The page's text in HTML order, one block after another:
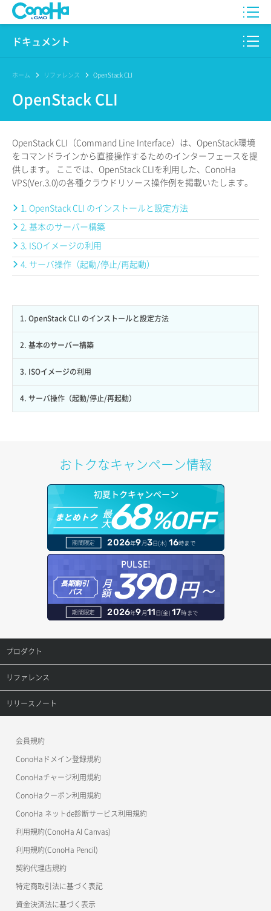
WING
for GAME
Pencil
サービス一覧
サポート
ログイン
ドキュメント
このサイトについて
プロダクト
リリースノート
ホーム リファレンス OpenStack CLI
OpenStack CLI
1. OpenStack CLI のインストールと設定方法
2. 基本のサーバー構築
3. ISOイメージの利用
4. サーバ操作（起動/停止/再起動）
OpenStack CLI（Command Line Interface）は、OpenStack環境
をコマンドラインから直接操作するためのインターフェースを提
供します。 ここでは、OpenStack CLIを利用した、ConoHa
VPS(Ver.3.0)の各種クラウドリソース操作例を掲載いたします。
1. OpenStack CLI のインストールと設定方法
2. 基本のサーバー構築
3. ISOイメージの利用
4. サーバ操作（起動/停止/再起動）
おトクなキャンペーン情報
初夏トクキャンペーン
まとめトク 最
大68%OFF
期間限定 2026年9月3日(木) 16時まで
PULSE!
長期割引
パス
月
額390円～
期間限定 2026年9月11日(金) 17時まで
プロダクト
プロダクトトップ
ConoHa VPS(Ver.3.0)
ConoHa for GAME
リファレンス
リファレンストップ
OpenStack CLI
Terraform
s3cmd
公開API(ConoHa VPS Ver.2.0)
リリースノート
会員規約
ConoHaドメイン登録規約
ConoHaチャージ利用規約
ConoHaクーポン利用規約
ConoHa ネットde診断サービス利用規約
利用規約(ConoHa AI Canvas)
利用規約(ConoHa Pencil)
契約代理店規約
特定商取引法に基づく表記
資金決済法に基づく表示